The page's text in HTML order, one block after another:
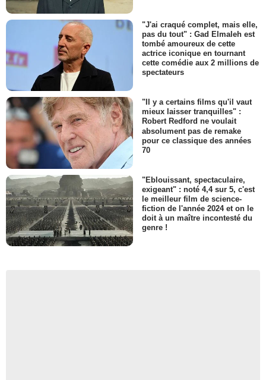
"J'ai craqué complet, mais elle,
pas du tout" : Gad Elmaleh est
tombé amoureux de cette
actrice iconique en tournant
cette comédie aux 2 millions de
spectateurs
"Il y a certains films qu'il vaut
mieux laisser tranquilles" :
Robert Redford ne voulait
absolument pas de remake
pour ce classique des années
70
"Eblouissant, spectaculaire,
exigeant" : noté 4,4 sur 5, c'est
le meilleur film de science-
fiction de l'année 2024 et on le
doit à un maître incontesté du
genre !